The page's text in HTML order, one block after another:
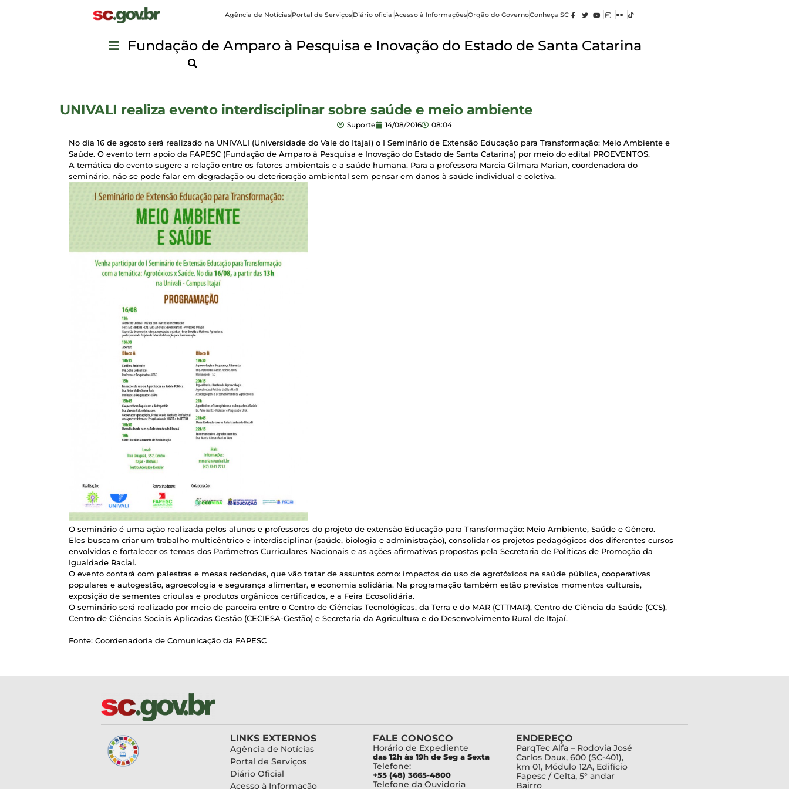
Agência de NotíciasPortal de ServiçosDiário oficialAcesso à InformaçõesOrgão do GovernoConheça SC
Fundação de Amparo à Pesquisa e Inovação do Estado de Santa Catarina
UNIVALI realiza evento interdisciplinar sobre saúde e meio ambiente
Suporte 14/08/2016 08:04
No dia 16 de agosto será realizado na UNIVALI (Universidade do Vale do Itajaí) o I Seminário de Extensão Educação para Transformação: Meio Ambiente e
Saúde. O evento tem apoio da FAPESC (Fundação de Amparo à Pesquisa e Inovação do Estado de Santa Catarina) por meio do edital PROEVENTOS.
A temática do evento sugere a relação entre os fatores ambientais e a saúde humana. Para a professora Marcia Gilmara Marian, coordenadora do
seminário, não se pode falar em degradação ou deterioração ambiental sem pensar em danos à saúde individual e coletiva.
O seminário é uma ação realizada pelos alunos e professores do projeto de extensão Educação para Transformação: Meio Ambiente, Saúde e Gênero.
Eles buscam criar um trabalho multicêntrico e interdisciplinar (saúde, biologia e administração), consolidar os projetos pedagógicos dos diferentes cursos
envolvidos e fortalecer os temas dos Parâmetros Curriculares Nacionais e as ações afirmativas propostas pela Secretaria de Políticas de Promoção da
Igualdade Racial.
O evento contará com palestras e mesas redondas, que vão tratar de assuntos como: impactos do uso de agrotóxicos na saúde pública, cooperativas
populares e autogestão, agroecologia e segurança alimentar, e economia solidária. Na programação também estão previstos momentos culturais,
exposição de sementes crioulas e produtos orgânicos certificados, e a Feira Ecosolidária.
O seminário será realizado por meio de parceira entre o Centro de Ciências Tecnológicas, da Terra e do MAR (CTTMAR), Centro de Ciência da Saúde (CCS),
Centro de Ciências Sociais Aplicadas Gestão (CECIESA-Gestão) e Secretaria da Agricultura e do Desenvolvimento Rural de Itajaí.
Fonte: Coordenadoria de Comunicação da FAPESC
LINKS EXTERNOS
Agência de Notícias
Portal de Serviços
Diário Oficial
Acesso à Informação
FALE CONOSCO
Horário de Expediente
das 12h às 19h de Seg a Sexta
Telefone:
+55 (48) 3665-4800
Telefone da Ouvidoria
ENDEREÇO
ParqTec Alfa – Rodovia José
Carlos Daux, 600 (SC-401),
km 01, Módulo 12A, Edifício
Fapesc / Celta, 5° andar
Bairro